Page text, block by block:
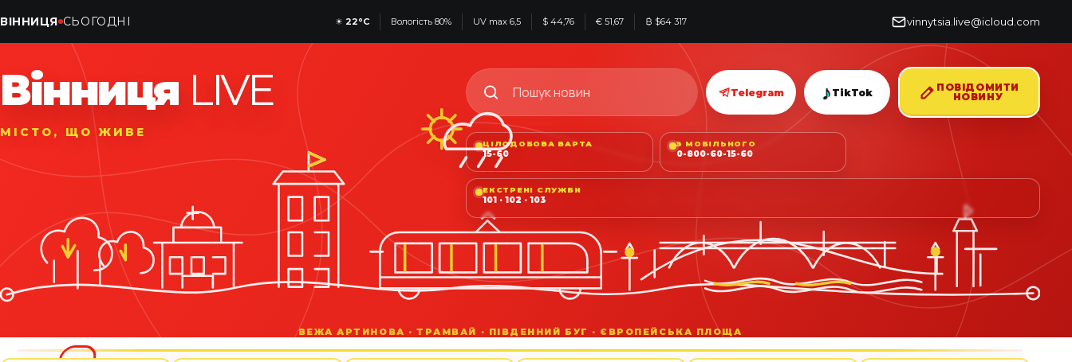
ВІННИЦЯ СЬОГОДНІ ☀ 22°C Вологість 80% UV max 6,5 $ 44,76 € 51,67 ₿ $64 317 vinnytsia.live@icloud.com
Вінниця LIVE
МІСТО, ЩО ЖИВЕ
Telegram ♪ TikTok
ПОВІДОМИТИ
НОВИНУ
ЦІЛОДОБОВА ВАРТА
15-60
З МОБІЛЬНОГО
0-800-60-15-60
ЕКСТРЕНІ СЛУЖБИ
101 · 102 · 103